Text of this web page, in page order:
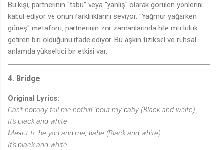
Bu kişi, partnerinin "tabu" veya "yanlış" olarak görülen yönlerini
kabul ediyor ve onun farklılıklarını seviyor. "Yağmur yağarken
güneş" metaforu, partnerinin zor zamanlarında bile mutluluk
getiren biri olduğunu ifade ediyor. Bu aşkın fiziksel ve ruhsal
anlamda yükseltici bir etkisi var.
4. Bridge
Original Lyrics:
Can't nobody tell me nothin' 'bout my baby (Black and white)
It's black and white
Meant to be you and me, babe (Black and white)
It's black and white